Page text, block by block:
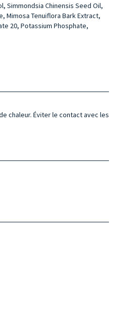
Simmondsia Chinensis Seed Oil,
Mimosa Tenui­flora Bark Extract,
20, Potassium Phosphate,
chaleur. Éviter le contact avec les